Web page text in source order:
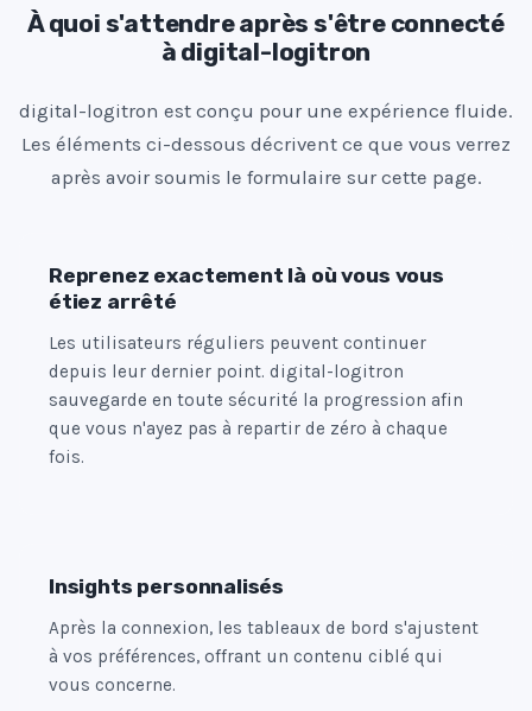
e
1
À quoi s'attendre après s'être connecté
à digital-logitron
digital-logitron est conçu pour une expérience fluide.
Les éléments ci-dessous décrivent ce que vous verrez
après avoir soumis le formulaire sur cette page.
Reprenez exactement là où vous vous
étiez arrêté
Les utilisateurs réguliers peuvent continuer
depuis leur dernier point. digital-logitron
sauvegarde en toute sécurité la progression afin
que vous n'ayez pas à repartir de zéro à chaque
fois.
Insights personnalisés
Après la connexion, les tableaux de bord s'ajustent
à vos préférences, offrant un contenu ciblé qui
vous concerne.